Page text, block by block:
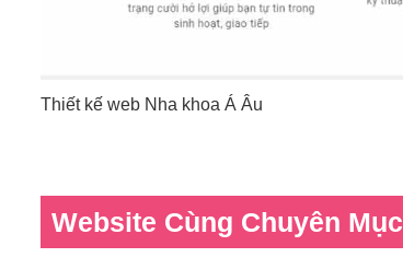
Thiết kế web Nha khoa Á Âu
Website Cùng Chuyên Mục